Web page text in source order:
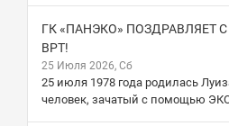
ГК «ПАНЭКО» ПОЗДРАВЛЯЕТ
ВРТ!
25 Июля 2026, Сб
25 июля 1978 года родилась
человек, зачатый с помощью